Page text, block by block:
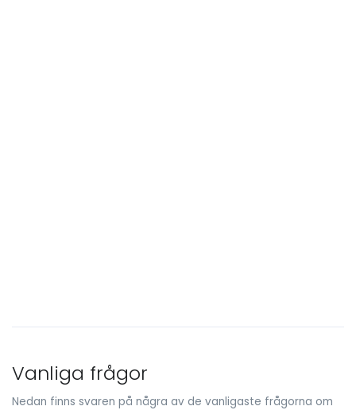
Vanliga frågor
Nedan finns svaren på några av de vanligaste frågorna om